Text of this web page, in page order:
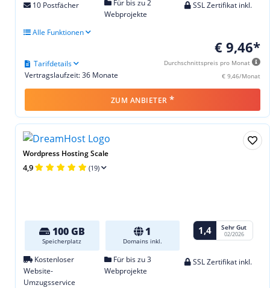
10 Postfächer
Für bis zu 2
Webprojekte
SSL Zertifikat inkl.
Alle Funktionen
€ 9,46*
Durchschnittspreis pro Monat
€ 9,46/Monat
Vertragslaufzeit: 36 Monate
Tarifdetails
ZUM ANBIETER *
Wordpress Hosting Scale
4,9 (19)
100 GB
Speicherplatz
1
Domains inkl.
1,4 Sehr Gut
02/2026
Kostenloser
Website-
Umzugsservice
Für bis zu 3
Webprojekte
SSL Zertifikat inkl.